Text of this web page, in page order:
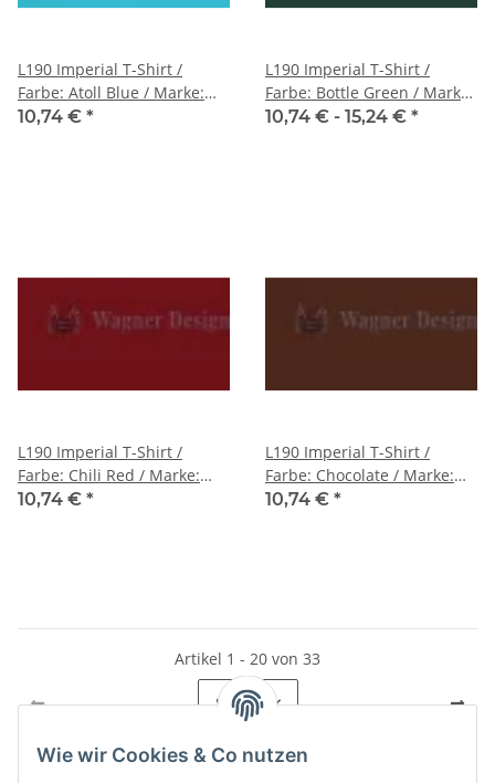
L190 Imperial T-Shirt /
Farbe: Atoll Blue / Marke:
Sol's
10,74 € *
L190 Imperial T-Shirt /
Farbe: Bottle Green / Marke:
Sol's
10,74 € - 15,24 € *
L190 Imperial T-Shirt /
Farbe: Chili Red / Marke:
Sol's
10,74 € *
L190 Imperial T-Shirt /
Farbe: Chocolate / Marke:
Sol's
10,74 € *
Artikel 1 - 20 von 33
Seite1
Wie wir Cookies & Co nutzen